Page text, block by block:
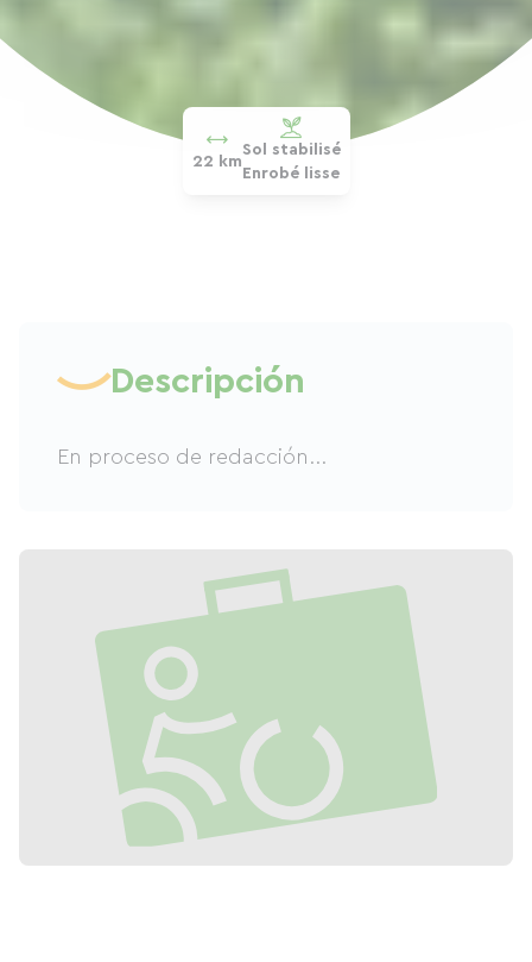
22 km
Sol stabilisé
Enrobé lisse
Descripción
En proceso de redacción...